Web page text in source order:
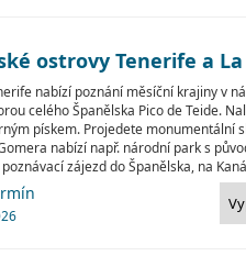
ostrovy Tenerife a
nabízí poznání měsíční krajiny v
celého Španělska Pico de Teide.
pískem. Projedete monumentální
nabízí např. národní park s
zájezd do Španělska, na